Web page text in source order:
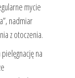
mycie
nadmiar
z otoczenia.
na